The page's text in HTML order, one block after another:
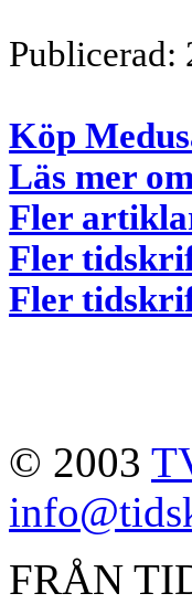
Publicerad:
Köp
Läs mer
Fler
Fler
Fler
© 2003
FRÅN